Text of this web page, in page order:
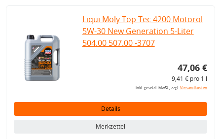
Liqui Moly Top Tec 4200 Motoröl
5W-30 New Generation 5-Liter
504.00 507.00 -3707
47,06 €
9,41 € pro 1 l
inkl. gesetzl. MwSt., zzgl.Versandkosten
Details
Merkzettel